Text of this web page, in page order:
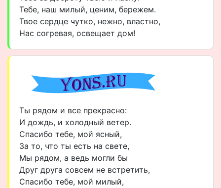
Тебе, наш милый, ценим, бережем.
Твое сердце чутко, нежно, властно,
Нас согревая, освещает дом!
Ты рядом и все прекрасно:
И дождь, и холодный ветер.
Спасибо тебе, мой ясный,
За то, что ты есть на свете,
Мы рядом, а ведь могли бы
Друг друга совсем не встретить,
Спасибо тебе, мой милый,